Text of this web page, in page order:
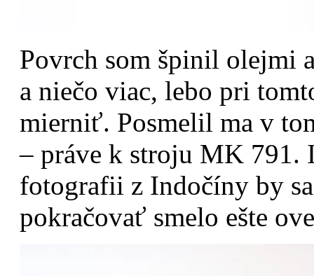
Povrch som špinil olejmi
a niečo viac, lebo pri
mierniť. Posmelil ma v
– práve k stroju MK 791.
fotografii z Indočíny by
pokračovať smelo ešte